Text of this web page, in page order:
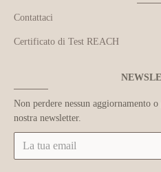
Contattaci
Certificato di Test REACH
Non perdere nessun aggiornamento
nostra newsletter.